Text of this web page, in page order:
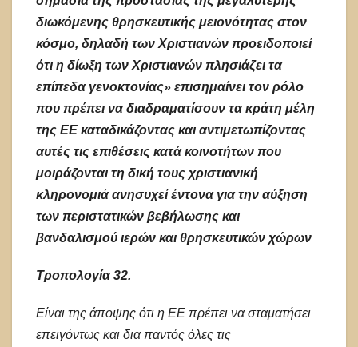
διωκόμενης θρησκευτικής μειονότητας στον
κόσμο, δηλαδή των Χριστιανών προειδοποιεί
ότι η δίωξη των Χριστιανών πλησιάζει τα
επίπεδα γενοκτονίας» επισημαίνει τον ρόλο
που πρέπει να διαδραματίσουν τα κράτη μέλη
της ΕΕ καταδικάζοντας και αντιμετωπίζοντας
αυτές τις επιθέσεις κατά κοινοτήτων που
μοιράζονται τη δική τους χριστιανική
κληρονομιά ανησυχεί έντονα για την αύξηση
των περιστατικών βεβήλωσης και
βανδαλισμού ιερών και θρησκευτικών χώρων
Τροπολογία 32.
Είναι της άποψης ότι η ΕΕ πρέπει να σταματήσει
επειγόντως και δια παντός όλες τις